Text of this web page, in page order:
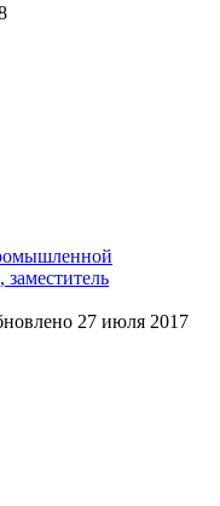
заместитель
27 июля 2017